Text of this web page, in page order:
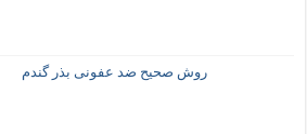
روش صحیح ضد عفونی بذر گندم